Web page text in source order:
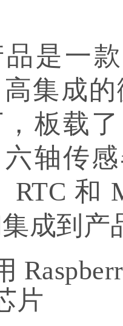
是一
集成
板载
六轴传
RTC 和
成到产
片